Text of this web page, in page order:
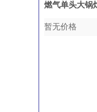
燃气单头大锅
暂无价格